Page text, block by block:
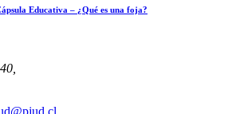
Educativa – ¿Qué es una foja?